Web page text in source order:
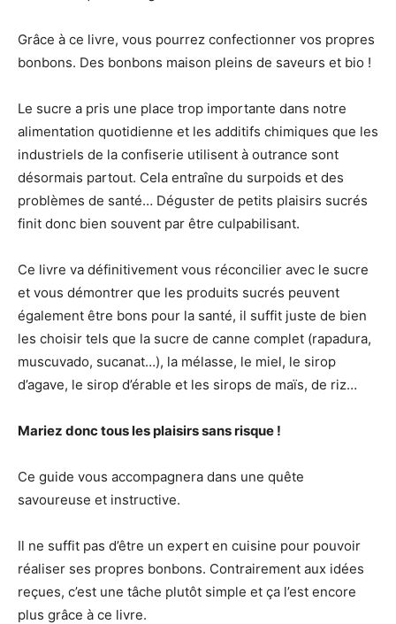
Grâce à ce livre, vous pourrez confectionner vos propres
bonbons. Des bonbons maison pleins de saveurs et bio !
Le sucre a pris une place trop importante dans notre
alimentation quotidienne et les additifs chimiques que les
industriels de la confiserie utilisent à outrance sont
désormais partout. Cela entraîne du surpoids et des
problèmes de santé… Déguster de petits plaisirs sucrés
finit donc bien souvent par être culpabilisant.
Ce livre va définitivement vous réconcilier avec le sucre
et vous démontrer que les produits sucrés peuvent
également être bons pour la santé, il suffit juste de bien
les choisir tels que la sucre de canne complet (rapadura,
muscuvado, sucanat…), la mélasse, le miel, le sirop
d’agave, le sirop d’érable et les sirops de maïs, de riz…
Mariez donc tous les plaisirs sans risque !
Ce guide vous accompagnera dans une quête
savoureuse et instructive.
Il ne suffit pas d’être un expert en cuisine pour pouvoir
réaliser ses propres bonbons. Contrairement aux idées
reçues, c’est une tâche plutôt simple et ça l’est encore
plus grâce à ce livre.